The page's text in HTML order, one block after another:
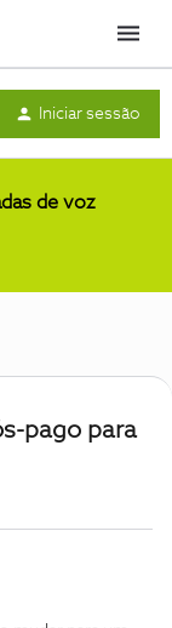
Menu
Iniciar sessão
de voz
pago para